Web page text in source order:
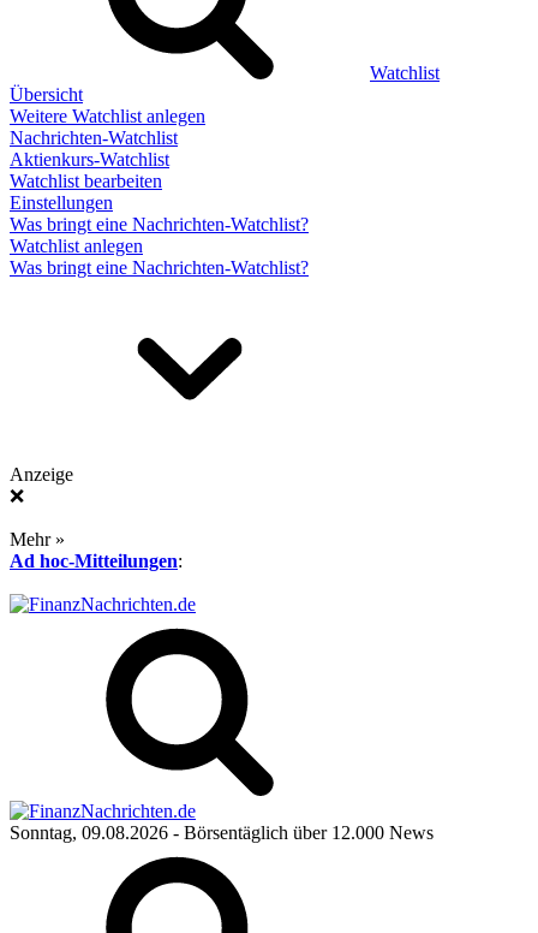
Watchlist
Übersicht
Weitere Watchlist anlegen
Nachrichten-Watchlist
Aktienkurs-Watchlist
Watchlist bearbeiten
Einstellungen
Was bringt eine Nachrichten-Watchlist?
Watchlist anlegen
Was bringt eine Nachrichten-Watchlist?
Anzeige
❌
Mehr »
Ad hoc-Mitteilungen:
Sonntag, 09.08.2026 - Börsentäglich über 12.000 News